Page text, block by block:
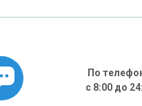
По
с 8:00 до